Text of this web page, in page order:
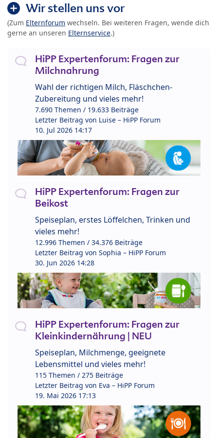
Wir stellen uns vor
(Zum Elternforum wechseln. Bei weiteren Fragen, wende dich
gerne an unseren Elternservice.)
HiPP Expertenforum: Fragen zur
Milchnahrung
Wahl der richtigen Milch, Fläschchen-
Zubereitung und vieles mehr!
7.690 Themen / 19.633 Beiträge
Letzter Beitrag von Luise – HiPP Forum
10. Jul 2026 14:17
HiPP Expertenforum: Fragen zur
Beikost
Speiseplan, erstes Löffelchen, Trinken und
vieles mehr!
12.996 Themen / 34.376 Beiträge
Letzter Beitrag von Sophia – HiPP Forum
30. Jun 2026 14:28
HiPP Expertenforum: Fragen zur
Kleinkindernährung | NEU
Speiseplan, Milchmenge, geeignete
Lebensmittel und vieles mehr!
115 Themen / 275 Beiträge
Letzter Beitrag von Eva – HiPP Forum
19. Mai 2026 17:13